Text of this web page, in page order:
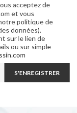
acceptez de
et vous
politique de
données).
sur le lien de
ou sur simple
S'ENREGISTRER